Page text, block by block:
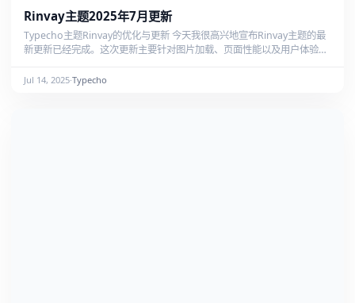
Rinvay主题2025年7月更新
Typecho主题Rinvay的优化与更新 今天我很高兴地宣布Rinvay主题的最
新更新已经完成。这次更新主要针对图片加载、页面性能以及用户体验方
致力于提供轻量级且功能丰富的博客主题体验。以下是此次更新的主要内
Jul 14, 2025·Typecho